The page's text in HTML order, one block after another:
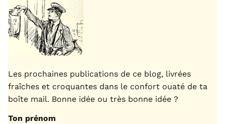
Les prochaines publications de ce blog, livrées
fraîches et croquantes dans le confort ouaté de ta
boîte mail. Bonne idée ou très bonne idée ?
Ton prénom